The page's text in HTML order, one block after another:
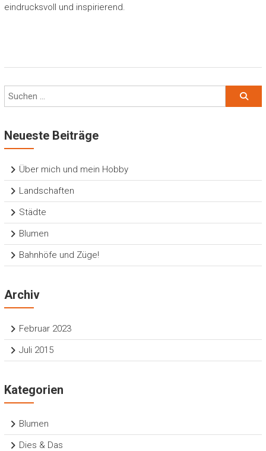
eindrucksvoll und inspirierend.
Neueste Beiträge
Über mich und mein Hobby
Landschaften
Städte
Blumen
Bahnhöfe und Züge!
Archiv
Februar 2023
Juli 2015
Kategorien
Blumen
Dies & Das